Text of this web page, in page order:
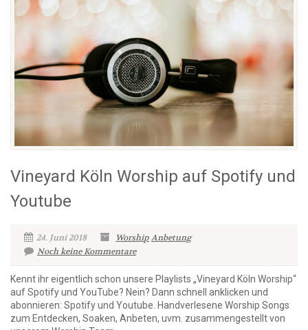
Vineyard Köln Worship auf Spotify und
Youtube
24. Juni 2018 WorshipAnbetung
Noch keine Kommentare
Kennt ihr eigentlich schon unsere Playlists „Vineyard Köln Worship“
auf Spotify und YouTube? Nein? Dann schnell anklicken und
abonnieren: Spotify und Youtube. Handverlesene Worship Songs
zum Entdecken, Soaken, Anbeten, uvm. zusammengestellt von